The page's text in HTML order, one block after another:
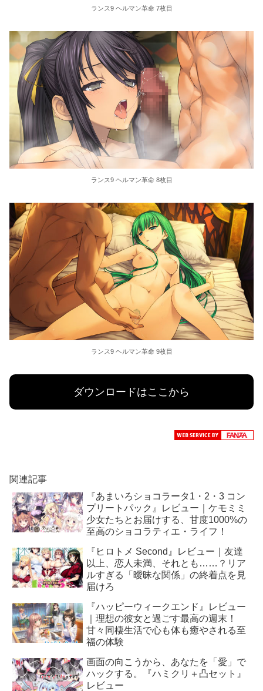
ランス9 ヘルマン革命 7枚目
ランス9 ヘルマン革命 8枚目
ランス9 ヘルマン革命 9枚目
ダウンロードはここから
関連記事
『あまいろショコラータ1・2・3 コン
プリートパック』レビュー｜ケモミミ
少女たちとお届けする、甘度1000%の
至高のショコラティエ・ライフ！
『ヒロトメ Second』レビュー｜友達
以上、恋人未満、それとも……？リア
ルすぎる「曖昧な関係」の終着点を見
届けろ
『ハッピーウィークエンド』レビュー
｜理想の彼女と過ごす最高の週末！
甘々同棲生活で心も体も癒やされる至
福の体験
画面の向こうから、あなたを「愛」で
ハックする。『ハミクリ＋凸セット』
レビュー